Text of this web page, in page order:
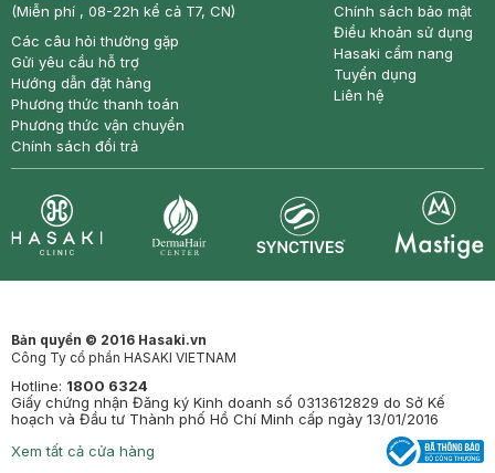
(Miễn phí , 08-22h kể cả T7, CN)
Các câu hỏi thường gặp
Gửi yêu cầu hỗ trợ
Hướng dẫn đặt hàng
Phương thức thanh toán
Phương thức vận chuyển
Chính sách đổi trả
Chính sách bảo mật
Điều khoản sử dụng
Hasaki cẩm nang
Tuyển dụng
Liên hệ
Bản quyền © 2016 Hasaki.vn
Công Ty cổ phần HASAKI VIETNAM
Hotline: 1800 6324
Giấy chứng nhận Đăng ký Kinh doanh số 0313612829 do Sở Kế
hoạch và Đầu tư Thành phố Hồ Chí Minh cấp ngày 13/01/2016
Xem tất cả cửa hàng